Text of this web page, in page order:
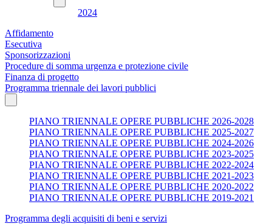
2024
Affidamento
Esecutiva
Sponsorizzazioni
Procedure di somma urgenza e protezione civile
Finanza di progetto
Programma triennale dei lavori pubblici
PIANO TRIENNALE OPERE PUBBLICHE 2026-2028
PIANO TRIENNALE OPERE PUBBLICHE 2025-2027
PIANO TRIENNALE OPERE PUBBLICHE 2024-2026
PIANO TRIENNALE OPERE PUBBLICHE 2023-2025
PIANO TRIENNALE OPERE PUBBLICHE 2022-2024
PIANO TRIENNALE OPERE PUBBLICHE 2021-2023
PIANO TRIENNALE OPERE PUBBLICHE 2020-2022
PIANO TRIENNALE OPERE PUBBLICHE 2019-2021
Programma degli acquisiti di beni e servizi